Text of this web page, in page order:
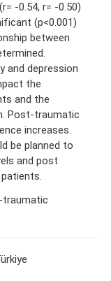
-0.54, r= -0.50)
(p<0.001)
between
and depression
the
and the
Post-traumatic
increases.
be planned to
and post
traumatic